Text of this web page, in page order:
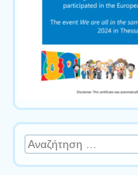
Αναζήτηση